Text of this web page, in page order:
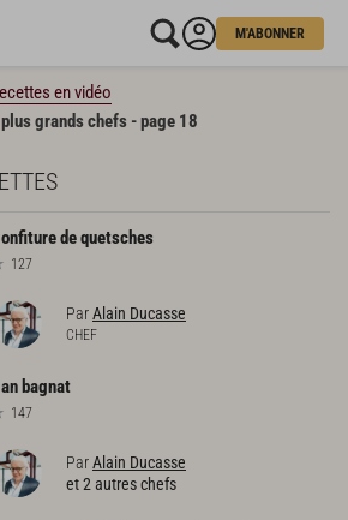
M'ABONNER
en vidéo
grands chefs - page 18
dequetsches
127
ParAlain Ducasse
CHEF
bagnat
147
ParAlain Ducasse
et 2 autres chefs